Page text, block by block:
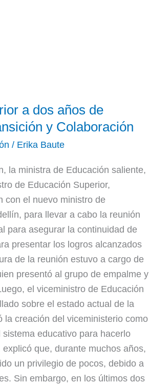
a dos años de
y Colaboración
/ Erika Baute
la ministra de Educación saliente,
de Educación Superior,
con el nuevo ministro de
para llevar a cabo la reunión
para asegurar la continuidad de
presentar los logros alcanzados
de la reunión estuvo a cargo de
presentó al grupo de empalme y
el viceministro de Educación
sobre el estado actual de la
creación del viceministerio como
educativo para hacerlo
que, durante muchos años,
un privilegio de pocos, debido a
Sin embargo, en los últimos dos